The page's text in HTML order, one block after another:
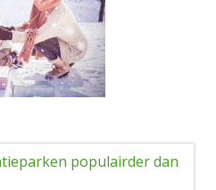
populairder dan